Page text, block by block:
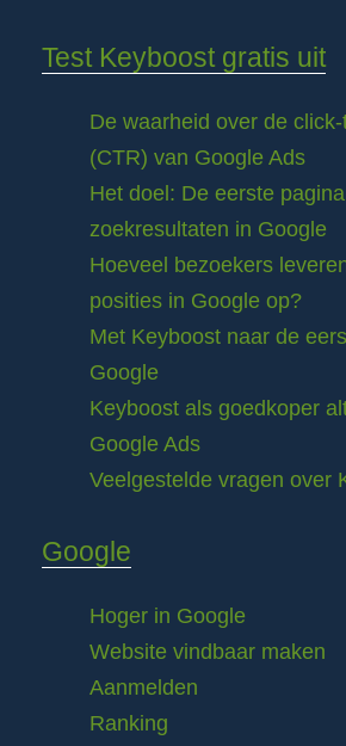
Test Keyboost gratis uit
De waarheid over de
(CTR) van Google Ads
Het doel: De eerste
zoekresultaten in Google
Hoeveel bezoekers
posities in Google op?
Met Keyboost naar de
Google
Keyboost als goedkoper
Google Ads
Veelgestelde vragen over
Google
Hoger in Google
Website vindbaar maken
Aanmelden
Ranking